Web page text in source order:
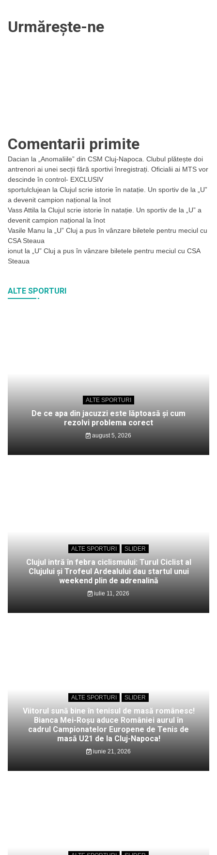
Urmărește-ne
Comentarii primite
Dacian la
„Anomaliile” din CSM Cluj-Napoca. Clubul plătește doi
antrenori ai unei secții fără sportivi înregistrați. Oficialii ai MTS vor
descinde în control- EXCLUSIV
sportulclujean la Clujul scrie istorie în natație. Un sportiv de la „U”
a devenit campion național la înot
Vass Attila la Clujul scrie istorie în natație. Un sportiv de la „U” a
devenit campion național la înot
Vasile Manu la
„U” Cluj a pus în vânzare biletele pentru meciul cu
CSA Steaua
ionut la
„U” Cluj a pus în vânzare biletele pentru meciul cu CSA
Steaua
ALTE SPORTURI
ALTE SPORTURI
De ce apa din jacuzzi este lăptoasă și cum
rezolvi problema corect
august 5, 2026
ALTE SPORTURI SLIDER
Clujul intră în febra ciclismului: Turul Ciclist al
Clujului și Trofeul Ardealului dau startul unui
weekend plin de adrenalină
iulie 11, 2026
ALTE SPORTURI SLIDER
Viitorul sună bine în tenisul de masă românesc!
Bianca Mei-Roșu aduce României aurul în
cadrul Campionatelor Europene de Tenis de
masă U21 de la Cluj-Napoca!
iunie 21, 2026